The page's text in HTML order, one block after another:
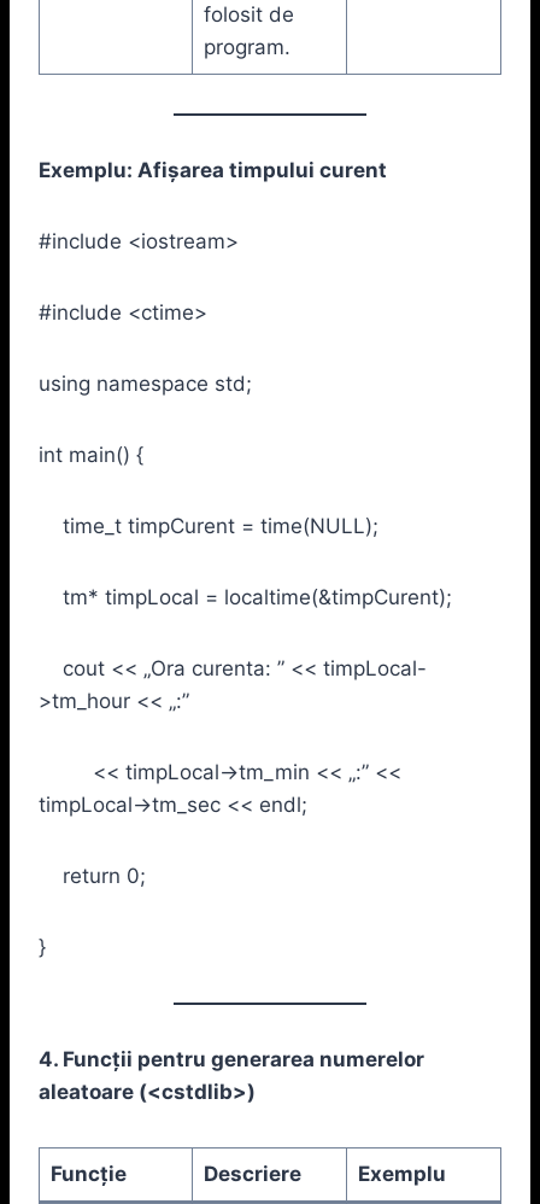
folosit de
program.
Exemplu: Afișarea timpului curent
#include <iostream>
#include <ctime>
using namespace std;
int main() {
time_t timpCurent = time(NULL);
tm* timpLocal = localtime(&timpCurent);
cout << „Ora curenta: ” << timpLocal-
>tm_hour << „:”
<< timpLocal->tm_min << „:” <<
timpLocal->tm_sec << endl;
return 0;
}
4. Funcții pentru generarea numerelor
aleatoare (<cstdlib>)
Funcție Descriere Exemplu